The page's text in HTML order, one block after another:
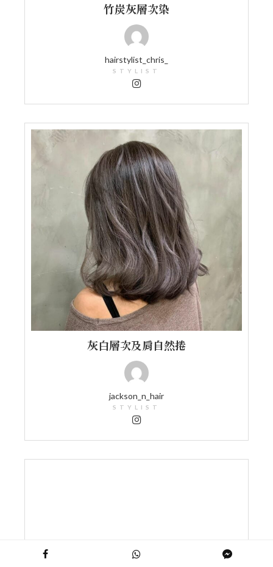
竹炭灰層次染
hairstylist_chris_
STYLIST
灰白層次及肩自然捲
jackson_n_hair
STYLIST